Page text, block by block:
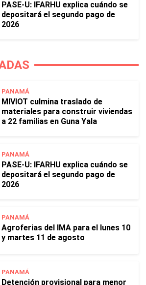
PASE-U: IFARHU explica cuándo se
depositará el segundo pago de
2026
PANAMÁ
MIVIOT culmina traslado de
materiales para construir viviendas
a 22 familias en Guna Yala
PANAMÁ
PASE-U: IFARHU explica cuándo se
depositará el segundo pago de
2026
PANAMÁ
Agroferias del IMA para el lunes 10
y martes 11 de agosto
PANAMÁ
Detención provisional para menor